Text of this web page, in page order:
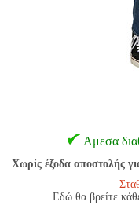
Αμεσα
Χωρίς έξοδα αποστολής
Εδώ θα βρείτε